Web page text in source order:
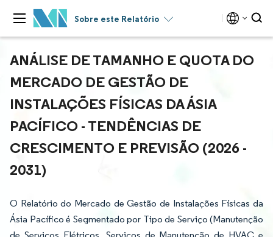
Sobre este Relatório
ANÁLISE DE TAMANHO E QUOTA DO
MERCADO DE GESTÃO DE
INSTALAÇÕES FÍSICAS DA ÁSIA
PACÍFICO - TENDÊNCIAS DE
CRESCIMENTO E PREVISÃO (2026 -
2031)
O Relatório do Mercado de Gestão de Instalações Físicas da
Ásia Pacífico é Segmentado por Tipo de Serviço (Manutenção